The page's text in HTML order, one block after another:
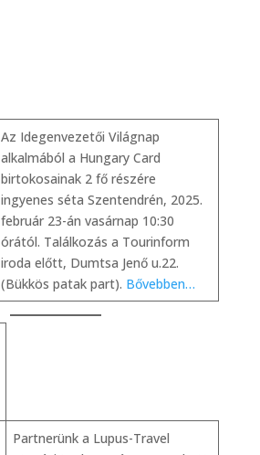
Az Idegenvezetői Világnap
alkalmából a Hungary Card
birtokosainak 2 fő részére
ingyenes séta Szentendrén, 2025.
február 23-án vasárnap 10:30
órától. Találkozás a Tourinform
iroda előtt, Dumtsa Jenő u.22.
(Bükkös patak part). Bővebben…
Partnerünk a Lupus-Travel